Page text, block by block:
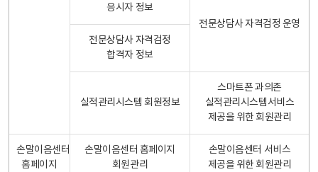
응시자 정보
전문상담사 자격검정 운영
전문상담사 자격검정
합격자 정보
실적관리시스템 회원정보
스마트폰 과의존
실적관리시스템서비스
제공을 위한 회원관리
손말이음센터
홈페이지
손말이음센터 홈페이지
회원관리
손말이음센터 서비스
제공을 위한 회원관리